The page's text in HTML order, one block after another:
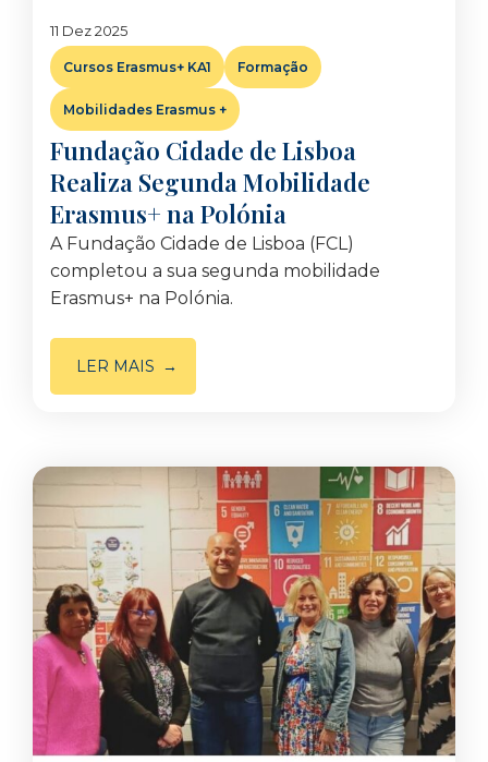
11 Dez 2025
Cursos Erasmus+ KA1 Formação
Mobilidades Erasmus +
Fundação Cidade de Lisboa
Realiza Segunda Mobilidade
Erasmus+ na Polónia
A Fundação Cidade de Lisboa (FCL)
completou a sua segunda mobilidade
Erasmus+ na Polónia.
LER MAIS